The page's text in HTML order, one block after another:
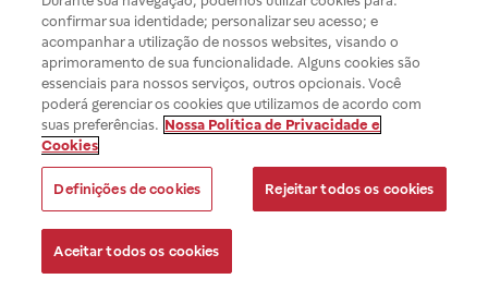
confirmar sua identidade; personalizar seu acesso; e
acompanhar a utilização de nossos websites, visando o
aprimoramento de sua funcionalidade. Alguns cookies são
essenciais para nossos serviços, outros opcionais. Você
poderá gerenciar os cookies que utilizamos de acordo com
suas preferências. Nossa Política de Privacidade e
Cookies
Definições de cookies Rejeitar todos os cookies
Aceitar todos os cookies